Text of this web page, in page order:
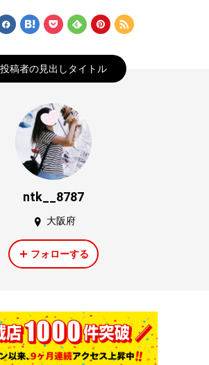
投稿者の見出しタイトル
ntk__8787
大阪府
フォローする